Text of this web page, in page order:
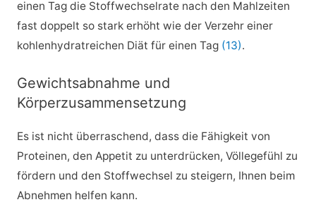
einen Tag die Stoffwechselrate nach den Mahlzeiten
fast doppelt so stark erhöht wie der Verzehr einer
kohlenhydratreichen Diät für einen Tag(13).
Gewichtsabnahme und
Körperzusammensetzung
Es ist nicht überraschend, dass die Fähigkeit von
Proteinen, den Appetit zu unterdrücken, Völlegefühl zu
fördern und den Stoffwechsel zu steigern, Ihnen beim
Abnehmen helfen kann.